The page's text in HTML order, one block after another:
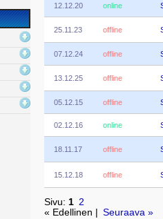
12.12.20 online
25.11.23 offline
07.12.24 offline
13.12.25 offline
05.12.15 offline
02.12.16 online
18.11.17 offline
15.12.18 offline
Sivu: 1 2
« Edellinen |
Seuraava »